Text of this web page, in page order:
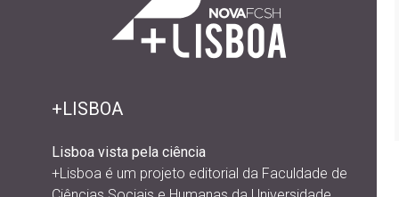
+LISBOA
Lisboa vista pela ciência
+Lisboa é um projeto editorial da Faculdade de